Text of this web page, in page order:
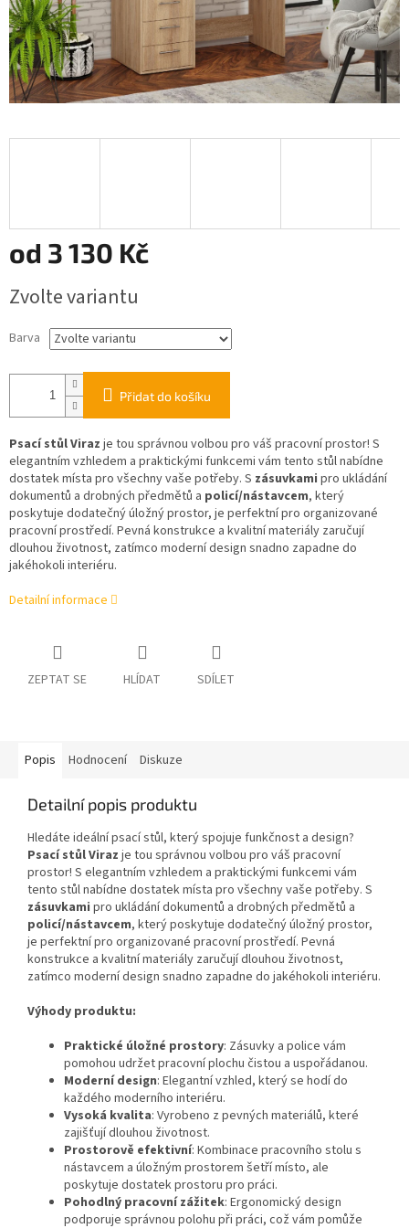
od 3 130 Kč
cena:
Zvolte variantu
Barva
Přidat do košíku
Psací stůl Viraz je tou správnou volbou pro váš pracovní prostor! S
elegantním vzhledem a praktickými funkcemi vám tento stůl nabídne
dostatek místa pro všechny vaše potřeby. S zásuvkami pro ukládání
dokumentů a drobných předmětů a policí/nástavcem, který
poskytuje dodatečný úložný prostor, je perfektní pro organizované
pracovní prostředí. Pevná konstrukce a kvalitní materiály zaručují
dlouhou životnost, zatímco moderní design snadno zapadne do
jakéhokoli interiéru.
Detailní informace
ZEPTAT SE HLÍDAT SDÍLET
Popis Hodnocení Diskuze
Detailní popis produktu
Hledáte ideální psací stůl, který spojuje funkčnost a design?
Psací stůl Viraz je tou správnou volbou pro váš pracovní
prostor! S elegantním vzhledem a praktickými funkcemi vám
tento stůl nabídne dostatek místa pro všechny vaše potřeby. S
zásuvkami pro ukládání dokumentů a drobných předmětů a
policí/nástavcem, který poskytuje dodatečný úložný prostor,
je perfektní pro organizované pracovní prostředí. Pevná
konstrukce a kvalitní materiály zaručují dlouhou životnost,
zatímco moderní design snadno zapadne do jakéhokoli interiéru.
Výhody produktu:
Praktické úložné prostory: Zásuvky a police vám
pomohou udržet pracovní plochu čistou a uspořádanou.
Moderní design: Elegantní vzhled, který se hodí do
každého moderního interiéru.
Vysoká kvalita: Vyrobeno z pevných materiálů, které
zajišťují dlouhou životnost.
Prostorově efektivní: Kombinace pracovního stolu s
nástavcem a úložným prostorem šetří místo, ale
poskytuje dostatek prostoru pro práci.
Pohodlný pracovní zážitek: Ergonomický design
podporuje správnou polohu při práci, což vám pomůže